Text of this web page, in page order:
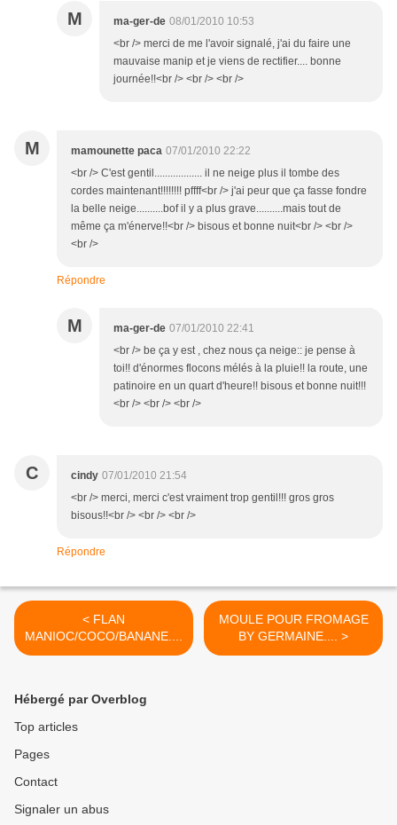
M ma-ger-de 08/01/2010 10:53
<br /> merci de me l'avoir signalé, j'ai du faire une
mauvaise manip et je viens de rectifier.... bonne
journée!!<br /> <br /> <br />
M mamounette paca 07/01/2010 22:22
<br /> C'est gentil.................. il ne neige plus il tombe des
cordes maintenant!!!!!!!! pffff<br /> j'ai peur que ça fasse fondre
la belle neige..........bof il y a plus grave..........mais tout de
même ça m'énerve!!<br /> bisous et bonne nuit<br /> <br />
<br />
Répondre
M ma-ger-de 07/01/2010 22:41
<br /> be ça y est , chez nous ça neige:: je pense à
toi!! d'énormes flocons mélés à la pluie!! la route, une
patinoire en un quart d'heure!! bisous et bonne nuit!!!
<br /> <br /> <br />
C cindy 07/01/2010 21:54
<br /> merci, merci c'est vraiment trop gentil!!! gros gros
bisous!!<br /> <br /> <br />
Répondre
< FLAN
MANIOC/COCO/BANANE....
MOULE POUR FROMAGE
BY GERMAINE.... >
Hébergé par Overblog
Top articles
Pages
Contact
Signaler un abus